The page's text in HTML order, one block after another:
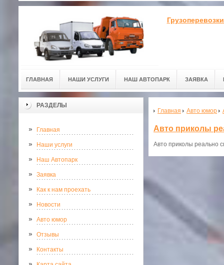
ГЛАВНАЯ НАШИ УСЛУГИ НАШ АВТОПАРК ЗАЯВКА
РАЗДЕЛЫ
Главная
Наши услуги
Наш Автопарк
Заявка
Как к нам проехать
Новости
Авто юмор
Отзывы
Контакты
Главная Авто юмор
Авто приколы
Авто приколы реально